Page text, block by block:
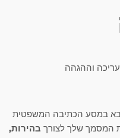
וההגהה
במסע הכתיבה המשפטית
המסמך שלך לצורך בהירות,